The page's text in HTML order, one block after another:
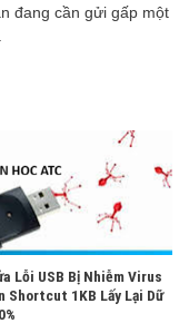
đang cần gửi gấp một
Lỗi USB Bị Nhiễm Virus
Shortcut 1KB Lấy Lại Dữ